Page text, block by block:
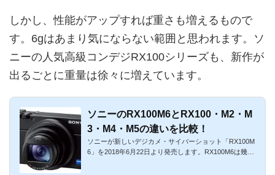
しかし、性能がアップすれば重さも増えるもので
す。6gはあまり気にならない範囲と思われます。ソ
ニーの人気高級コンデジRX100シリーズも、新作が
出るごとに重量は徐々に増えています。
ソニーのRX100M6とRX100・M2・M
3・M4・M5の違いを比較！
ソニーが新しいデジカメ・サイバーショット「RX100M
6」を2018年6月22日より発売します。RX100M6は幾多